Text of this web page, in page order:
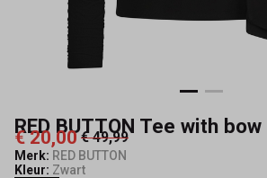
RED BUTTON Tee with bow
€ 20,00 € 49,99
Merk: RED BUTTON
Kleur: Zwart